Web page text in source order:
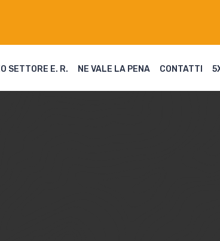
SETTORE E. R. NE VALE LA PENA CONTATTI